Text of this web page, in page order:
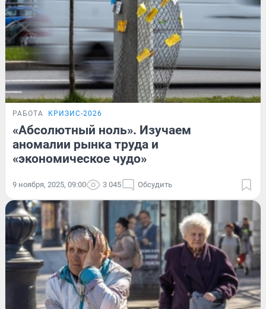
РАБОТА КРИЗИС-2026
«Абсолютный ноль». Изучаем
аномалии рынка труда и
«экономическое чудо»
9 ноября, 2025, 09:00 3 045 Обсудить